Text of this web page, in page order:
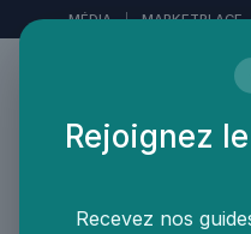
MÉDIA | MARKETPLACE
LE MÉDIA DES
Rejoignez
Recevez nos
Panneau de gestion des